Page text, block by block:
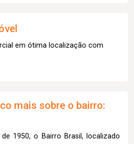
em ótima localização com
mais sobre o bairro:
1950, o Bairro Brasil, localizado